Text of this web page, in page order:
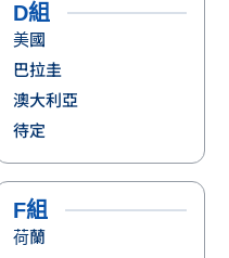
D組
美國
巴拉圭
澳大利亞
待定
F組
荷蘭